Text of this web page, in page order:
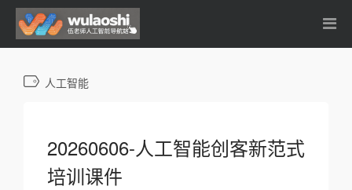
人工智能
20260606-人工智能创客新范式
培训课件